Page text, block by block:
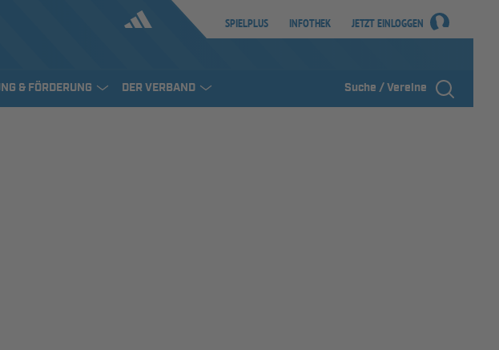
SPIELPLUS INFOTHEK JETZT EINLOGGEN
& FÖRDERUNG DER VERBAND Suche / Vereine